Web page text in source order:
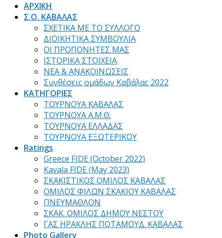
ΑΡΧΙΚΗ
Σ.Ο. ΚΑΒΑΛΑΣ
ΣΧΕΤΙΚΑ ΜΕ ΤΟ ΣΥΛΛΟΓΟ
ΔΙΟΙΚΗΤΙΚΑ ΣΥΜΒΟΥΛΙΑ
ΟΙ ΠΡΟΠΟΝΗΤΕΣ ΜΑΣ
ΙΣΤΟΡΙΚΑ ΣΤΟΙΧΕΙΑ
ΝΕΑ & ΑΝΑΚΟΙΝΩΣΕΙΣ
Συνθέσεις ομάδων Καβάλας 2022
ΚΑΤΗΓΟΡΙΕΣ
ΤΟΥΡΝΟΥΑ ΚΑΒΑΛΑΣ
ΤΟΥΡΝΟΥΑ Α.Μ.Θ.
ΤΟΥΡΝΟΥΑ ΕΛΛΑΔΑΣ
ΤΟΥΡΝΟΥΑ ΕΞΩΤΕΡΙΚΟΥ
Ratings
Greece FIDE (October 2022)
Kavala FIDE (May 2023)
ΣΚΑΚΙΣΤΙΚΟΣ ΟΜΙΛΟΣ ΚΑΒΑΛΑΣ
ΟΜΙΛΟΣ ΦΙΛΩΝ ΣΚΑΚΙΟΥ ΚΑΒΑΛΑΣ
ΠΝΕΥΜΑΘΛΟΝ
ΣΚΑΚ. ΟΜΙΛΟΣ ΔΗΜΟΥ ΝΕΣΤΟΥ
ΓΑΣ ΗΡΑΚΛΗΣ ΠΟΤΑΜΟΥΔ. ΚΑΒΑΛΑΣ
Photo Gallery